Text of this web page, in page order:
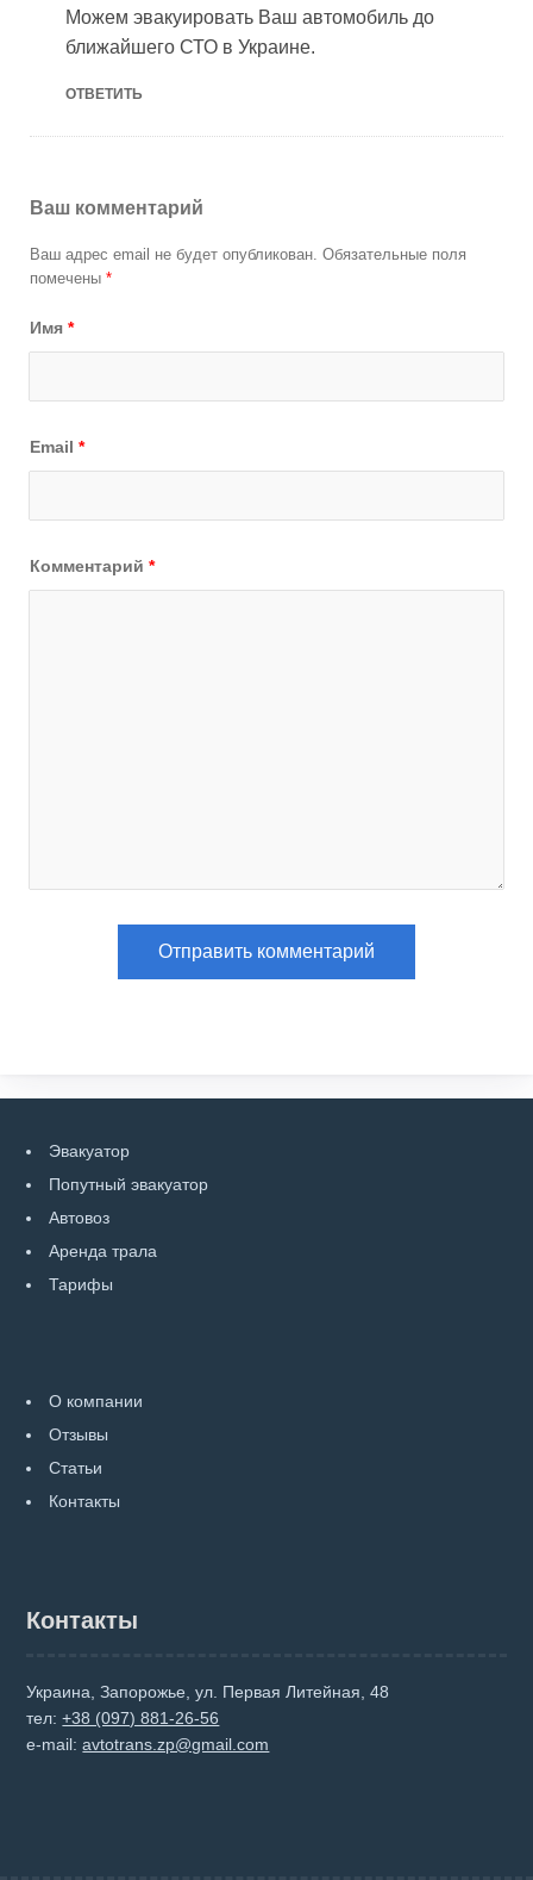
Можем эвакуировать Ваш автомобиль до
ближайшего СТО в Украине.
ОТВЕТИТЬ
Ваш комментарий
Ваш адрес email не будет опубликован. Обязательные поля
помечены *
Имя *
Email *
Комментарий *
Эвакуатор
Попутный эвакуатор
Автовоз
Аренда трала
Тарифы
О компании
Отзывы
Статьи
Контакты
Контакты
Украина, Запорожье, ул. Первая Литейная, 48
тел:+38 (097) 881-26-56
e-mail:avtotrans.zp@gmail.com